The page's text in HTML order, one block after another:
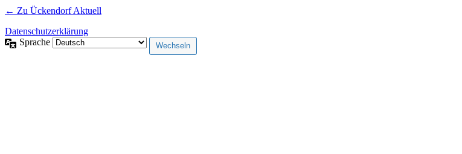
← Zu Ückendorf Aktuell
Datenschutzerklärung
Sprache